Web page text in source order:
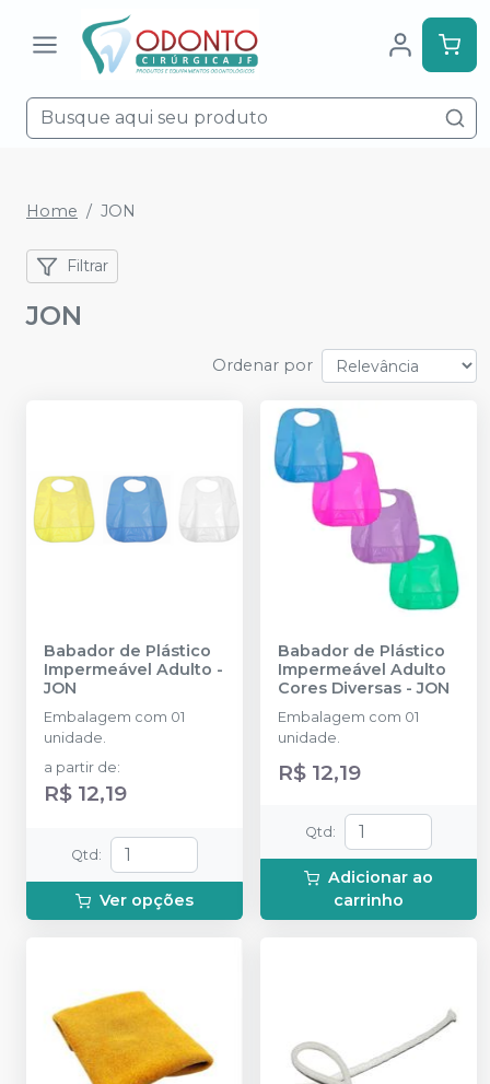
Home JON
Filtrar
JON
Ordenar por
Babador de Plástico
Impermeável Adulto -
JON
Embalagem com 01
unidade.
a partir de:
R$ 12,19
Qtd :
Ver opções
Babador de Plástico
Impermeável Adulto
Cores Diversas -JON
Embalagem com 01
unidade.
R$ 12,19
Qtd :
Adicionar ao
carrinho